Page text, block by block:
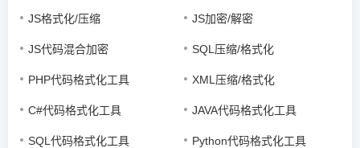
JS格式化/压缩 JS加密/解密
JS代码混合加密 SQL压缩/格式化
PHP代码格式化工具 XML压缩/格式化
C#代码格式化工具 JAVA代码格式化工具
SQL代码格式化工具 Python代码格式化工具